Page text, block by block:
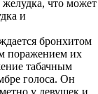
что может
и
бронхитом
поражением их
табачным
голоса. Он
у девушек и